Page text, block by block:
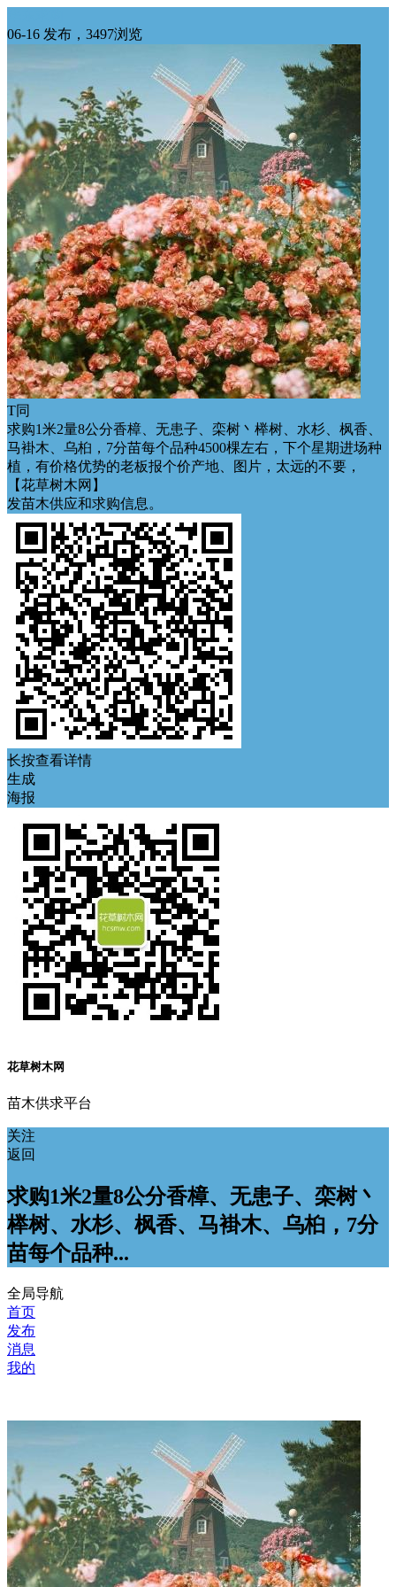
06-16 发布，3497浏览
T同
求购1米2量8公分香樟、无患子、栾树丶榉树、水杉、枫香、
马褂木、乌桕，7分苗每个品种4500棵左右，下个星期进场种
植，有价格优势的老板报个价产地、图片，太远的不要，
【花草树木网】
发苗木供应和求购信息。
长按查看详情
生成
海报
花草树木网
苗木供求平台
关注
返回
求购1米2量8公分香樟、无患子、栾树丶
榉树、水杉、枫香、马褂木、乌桕，7分
苗每个品种...
全局导航
首页
发布
消息
我的